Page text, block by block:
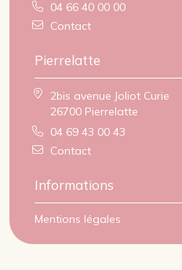
04 66 40 00 00
Contact
Pierrelatte
2bis avenue Joliot Curie
26700 Pierrelatte
04 69 43 00 43
Contact
Informations
Mentions légales